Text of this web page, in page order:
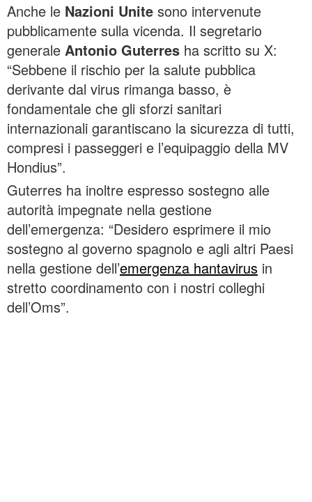
Anche le Nazioni Unite sono intervenute
pubblicamente sulla vicenda. Il segretario
generale Antonio Guterres ha scritto su X:
“Sebbene il rischio per la salute pubblica
derivante dal virus rimanga basso, è
fondamentale che gli sforzi sanitari
internazionali garantiscano la sicurezza di tutti,
compresi i passeggeri e l’equipaggio della MV
Hondius”.
Guterres ha inoltre espresso sostegno alle
autorità impegnate nella gestione
dell’emergenza: “Desidero esprimere il mio
sostegno al governo spagnolo e agli altri Paesi
nella gestione dell’emergenza hantavirus in
stretto coordinamento con i nostri colleghi
dell’Oms”.